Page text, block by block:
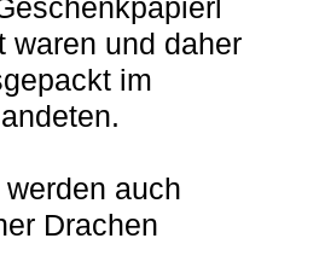
waren und daher
im
auch
Drachen